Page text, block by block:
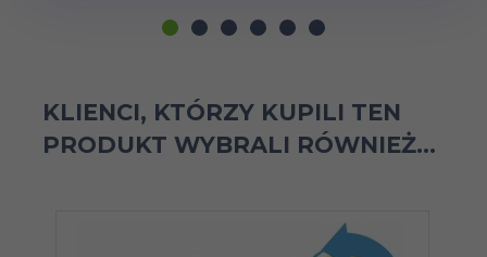
KLIENCI, KTÓRZY KUPILI TEN
PRODUKT WYBRALI RÓWNIEŻ...